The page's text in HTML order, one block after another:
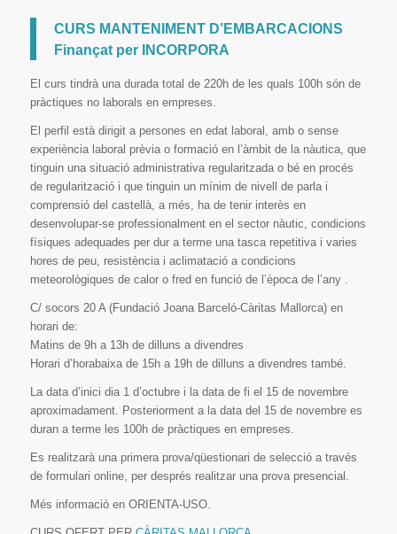
CURS MANTENIMENT D’EMBARCACIONS
Finançat per INCORPORA
El curs tindrà una durada total de 220h de les quals 100h són de
pràctiques no laborals en empreses.
El perfil està dirigit a persones en edat laboral, amb o sense
experiència laboral prèvia o formació en l’àmbit de la nàutica, que
tinguin una situació administrativa regularitzada o bé en procés
de regularització i que tinguin un mínim de nivell de parla i
comprensió del castellà, a més, ha de tenir interès en
desenvolupar-se professionalment en el sector nàutic, condicions
físiques adequades per dur a terme una tasca repetitiva i varies
hores de peu, resistència i aclimatació a condicions
meteorològiques de calor o fred en funció de l’època de l’any .
C/ socors 20 A (Fundació Joana Barceló-Càritas Mallorca) en
horari de:
Matins de 9h a 13h de dilluns a divendres
Horari d’horabaixa de 15h a 19h de dilluns a divendres també.
La data d’inici dia 1 d’octubre i la data de fi el 15 de novembre
aproximadament. Posteriorment a la data del 15 de novembre es
duran a terme les 100h de pràctiques en empreses.
Es realitzarà una primera prova/qüestionari de selecció a través
de formulari online, per després realitzar una prova presencial.
Més informació en ORIENTA-USO.